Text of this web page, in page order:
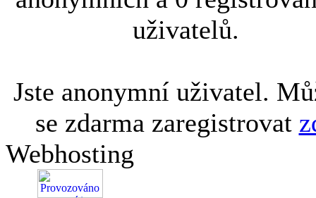
uživatelů.
Jste anonymní uživatel.
se zdarma zaregistrovat
Webhosting